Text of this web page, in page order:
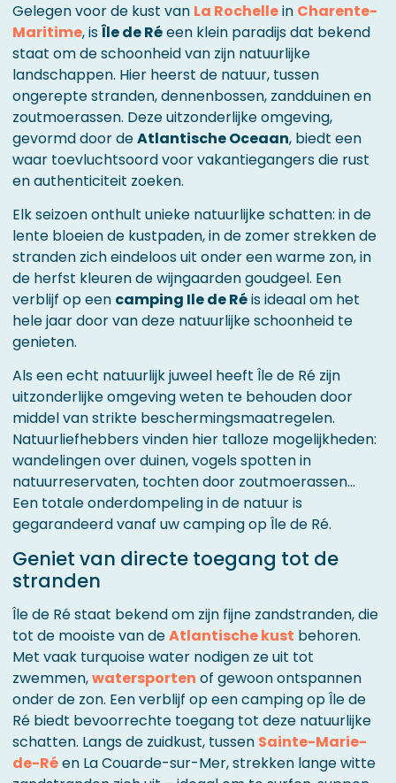
Gelegen voor de kust van La Rochellein Charente-
Maritime, isÎle de Réeen klein paradijs dat bekend
staat om de schoonheid van zijn natuurlijke
landschappen. Hier heerst de natuur, tussen
ongerepte stranden, dennenbossen, zandduinen en
zoutmoerassen. Deze uitzonderlijke omgeving,
gevormd door deAtlantische Oceaan, biedt een
waar toevluchtsoord voor vakantiegangers die rust
en authenticiteit zoeken.
Elk seizoen onthult unieke natuurlijke schatten: in de
lente bloeien de kustpaden, in de zomer strekken de
stranden zich eindeloos uit onder een warme zon, in
de herfst kleuren de wijngaarden goudgeel. Een
verblijf op een camping Ile de Réis ideaal om het
hele jaar door van deze natuurlijke schoonheid te
genieten.
Als een echt natuurlijk juweel heeft Île de Ré zijn
uitzonderlijke omgeving weten te behouden door
middel van strikte beschermingsmaatregelen.
Natuurliefhebbers vinden hier talloze mogelijkheden:
wandelingen over duinen, vogels spotten in
natuurreservaten, tochten door zoutmoerassen...
Een totale onderdompeling in de natuur is
gegarandeerd vanaf uw camping op Île de Ré.
Geniet van directe toegang tot de
stranden
Île de Ré staat bekend om zijn fijne zandstranden, die
tot de mooiste van deAtlantische kust behoren.
Met vaak turquoise water nodigen ze uit tot
zwemmen,watersporten of gewoon ontspannen
onder de zon. Een verblijf op een camping op Île de
Ré biedt bevoorrechte toegang tot deze natuurlijke
schatten. Langs de zuidkust, tussen Sainte-Marie-
de-Réen La Couarde-sur-Mer, strekken lange witte